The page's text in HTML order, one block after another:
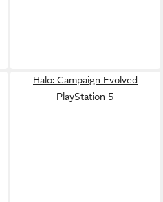
Halo: Campaign Evolved
PlayStation 5